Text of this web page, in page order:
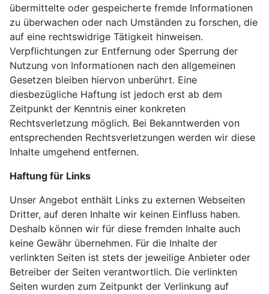
übermittelte oder gespeicherte fremde Informationen
zu überwachen oder nach Umständen zu forschen, die
auf eine rechtswidrige Tätigkeit hinweisen.
Verpflichtungen zur Entfernung oder Sperrung der
Nutzung von Informationen nach den allgemeinen
Gesetzen bleiben hiervon unberührt. Eine
diesbezügliche Haftung ist jedoch erst ab dem
Zeitpunkt der Kenntnis einer konkreten
Rechtsverletzung möglich. Bei Bekanntwerden von
entsprechenden Rechtsverletzungen werden wir diese
Inhalte umgehend entfernen.
Haftung für Links
Unser Angebot enthält Links zu externen Webseiten
Dritter, auf deren Inhalte wir keinen Einfluss haben.
Deshalb können wir für diese fremden Inhalte auch
keine Gewähr übernehmen. Für die Inhalte der
verlinkten Seiten ist stets der jeweilige Anbieter oder
Betreiber der Seiten verantwortlich. Die verlinkten
Seiten wurden zum Zeitpunkt der Verlinkung auf